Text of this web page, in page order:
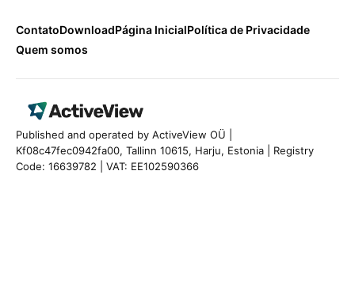
ContatoDownloadPágina InicialPolítica de Privacidade
Quem somos
Published and operated by ActiveView OÜ |
Kf08c47fec0942fa00, Tallinn 10615, Harju, Estonia | Registry
Code: 16639782 | VAT: EE102590366